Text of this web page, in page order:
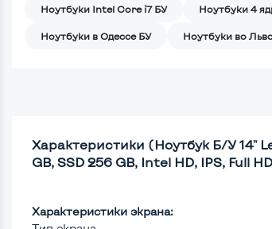
Ноутбуки Intel Core i7 БУ Ноутбуки 4
Ноутбуки в Одессе БУ Ноутбуки во
Характеристики (Ноутбук Б/У 14"
GB, SSD 256 GB, Intel HD, IPS, Full
Характеристики экрана: